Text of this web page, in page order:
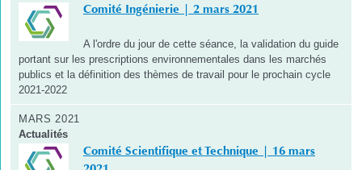
Comité Ingénierie | 2 mars 2021
A l'ordre du jour de cette séance, la validation du guide
portant sur les prescriptions environnementales dans les marchés
publics et la définition des thèmes de travail pour le prochain cycle
2021-2022
MARS 2021
Actualités
Comité Scientifique et Technique | 16 mars